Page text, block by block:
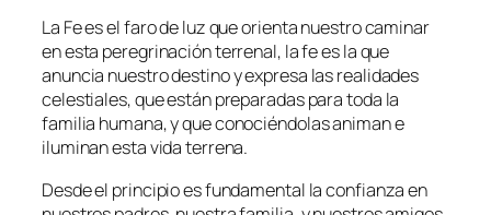
La Fe es el faro de luz que orienta nuestro caminar
en esta peregrinación terrenal, la fe es la que
anuncia nuestro destino y expresa las realidades
celestiales, que están preparadas para toda la
familia humana, y que conociéndolas animan e
iluminan esta vida terrena.
Desde el principio es fundamental la confianza en